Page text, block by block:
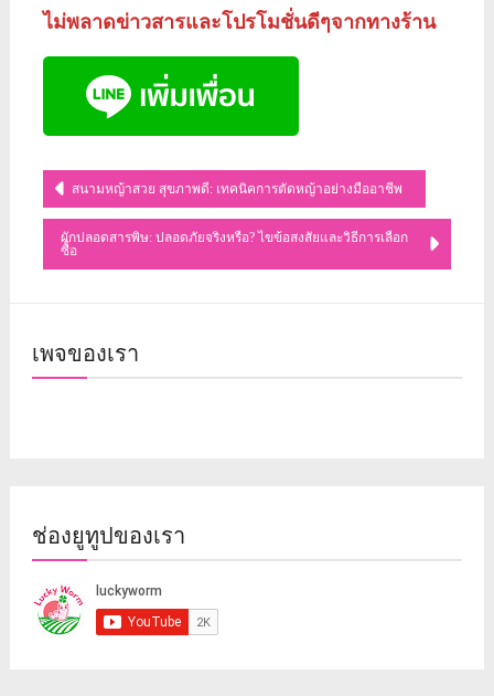
ไม่พลาดข่าวสารและโปรโมชั่นดีๆจากทางร้าน
แนะแนว
เรื่อง
สนามหญ้าสวย สุขภาพดี: เทคนิคการตัดหญ้าอย่างมืออาชีพ
ผักปลอดสารพิษ: ปลอดภัยจริงหรือ? ไขข้อสงสัยและวิธีการเลือก
ซื้อ
เพจของเรา
ช่องยูทูปของเรา